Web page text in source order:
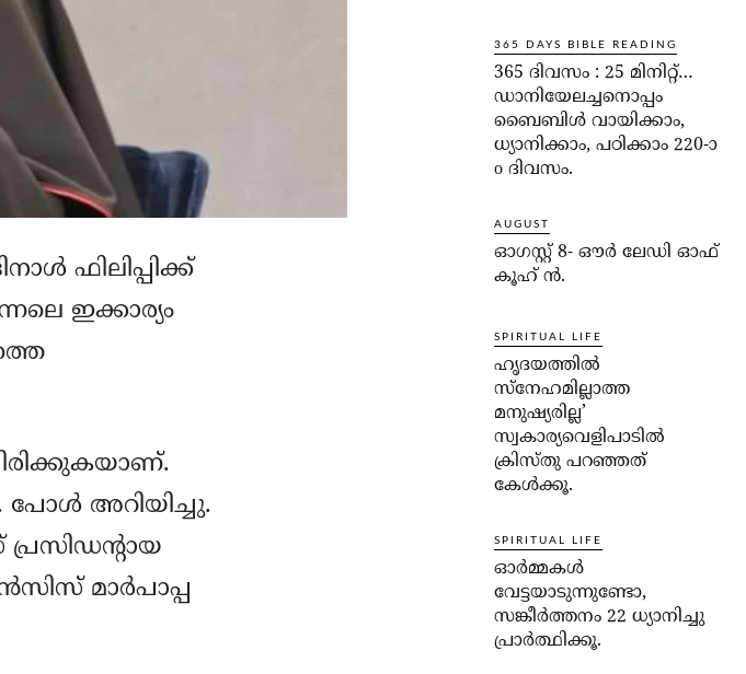
ഫിലിപ്പിക്ക്
ഇക്കാര്യം
അറിയിച്ചു.
മാര്‍പാപ്പ
365 DAYS BIBLE READING
365 ദിവസം : 25 മിനിറ്റ്…
ഡാനിയേലച്ചനൊപ്പം
ബൈബിൾ വായിക്കാം,
ധ്യാനിക്കാം, പഠിക്കാം 220-ാ
o ദിവസം.
AUGUST
ഓഗസ്റ്റ് 8- ഔര്‍ ലേഡി ഓഫ്
കൂഹ് ന്‍.
SPIRITUAL LIFE
ഹൃദയത്തില്‍
സ്‌നേഹമില്ലാത്ത
മനുഷ്യരില്ല’
സ്വകാര്യവെളിപാടില്‍
ക്രിസ്തു പറഞ്ഞത്
കേള്‍ക്കൂ.
SPIRITUAL LIFE
ഓര്‍മ്മകള്‍
വേട്ടയാടുന്നുണ്ടോ,
സങ്കീര്‍ത്തനം 22 ധ്യാനിച്ചു
പ്രാര്‍ത്ഥിക്കൂ.